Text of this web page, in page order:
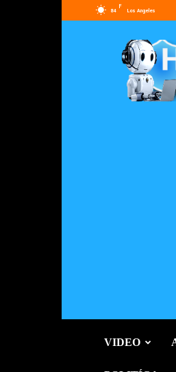
84
F
Los Angeles
VIDEO